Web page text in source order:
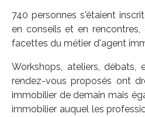
740 personnes s'étaient
en conseils et en rencontres,
facettes du métier d'agent
Workshops, ateliers, débats,
rendez-vous proposés ont
immobilier de demain mais
immobilier auquel les